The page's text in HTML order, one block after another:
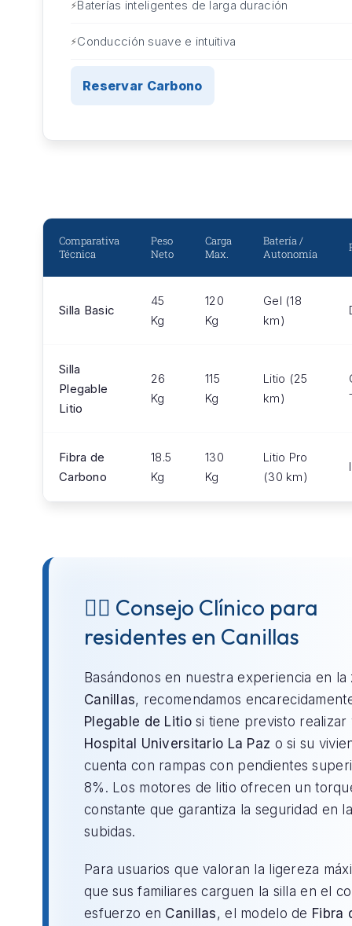
Baterías inteligentes de larga duración
Conducción suave e intuitiva
Reservar Carbono
Comparativa
Técnica
Peso
Neto
Carga
Max.
Batería /
Autonomía
Silla Basic
45
Kg
120
Kg
Gel (18
km)
Silla
Plegable
Litio
26
Kg
115
Kg
Litio (25
km)
Fibra de
Carbono
18.5
Kg
130
Kg
Litio Pro
(30 km)
👨‍⚕️ Consejo Clínico para
residentes en Canillas
Basándonos en nuestra experiencia en la
Canillas, recomendamos
Plegable de Litiosi tiene previsto realizar
Hospital Universitario La Paz o si su
cuenta con rampas con pendientes
8%. Los motores de litio ofrecen un
constante que garantiza la seguridad en
subidas.
Para usuarios que valoran la ligereza
que sus familiares carguen la silla en el
esfuerzo en Canillas, el modelo de Fibra